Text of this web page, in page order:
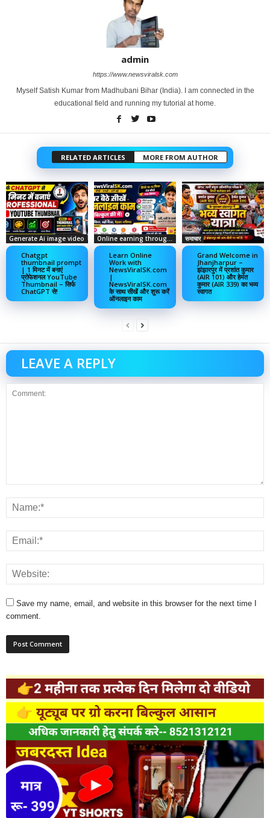
admin
https://www.newsviralsk.com
Myself Satish Kumar from Madhubani Bihar (India). I am connected in the
educational field and running my tutorial at home.
RELATED ARTICLES MORE FROM AUTHOR
Generate Ai image video
Chatgpt
thumbnail prompt
| 1 मिनट में बनाएं
प्रोफेशनल YouTube
Thumbnail – सिर्फ
ChatGPT से!
Learn Online
Work with
NewsViralSK.com
|
NewsViralSK.com
के साथ सीखें और शुरू करें
ऑनलाइन काम
समाचार
Grand Welcome in
Jhanjharpur –
झंझारपुर में प्रशांत कुमार
(AIR 101) और हेमंत
कुमार (AIR 339) का भव्य
स्वागत
LEAVE A REPLY
Save my name, email, and website in this browser for the next time I
comment.